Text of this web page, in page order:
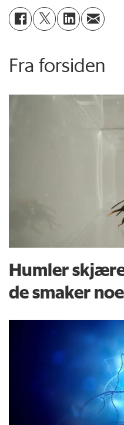
Fra forsiden
Humler
de smaker